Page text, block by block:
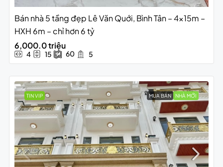
Bán nhà 5 tầng đẹp Lê Văn Quới, Bình Tân – 4x15m –
HXH 6m – chỉ hơn 6 tỷ
6,000.0 triệu
4 15 60 5
TIN VIP MUA BÁN NHÀ MỚI